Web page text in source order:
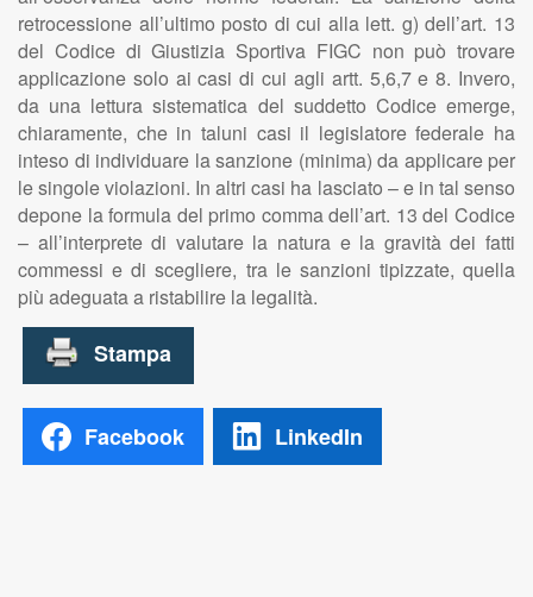
retrocessione all’ultimo posto di cui alla lett. g) dell’art. 13
del Codice di Giustizia Sportiva FIGC non può trovare
applicazione solo ai casi di cui agli artt. 5,6,7 e 8. Invero,
da una lettura sistematica del suddetto Codice emerge,
chiaramente, che in taluni casi il legislatore federale ha
inteso di individuare la sanzione (minima) da applicare per
le singole violazioni. In altri casi ha lasciato – e in tal senso
depone la formula del primo comma dell’art. 13 del Codice
– all’interprete di valutare la natura e la gravità dei fatti
commessi e di scegliere, tra le sanzioni tipizzate, quella
più adeguata a ristabilire la legalità.
Facebook LinkedIn